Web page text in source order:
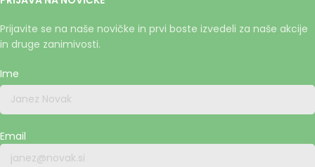
Prijavite se na naše novičke in prvi boste izvedeli za naše akcije
in druge zanimivosti.
Ime
Email